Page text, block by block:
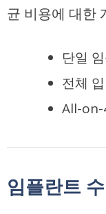
균 비용에 대한
단일
전체
All-on-
임플란트